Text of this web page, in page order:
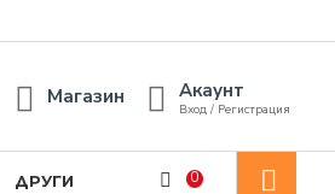
Магазин Акаунт
Вход / Регистрация
ДРУГИ 0